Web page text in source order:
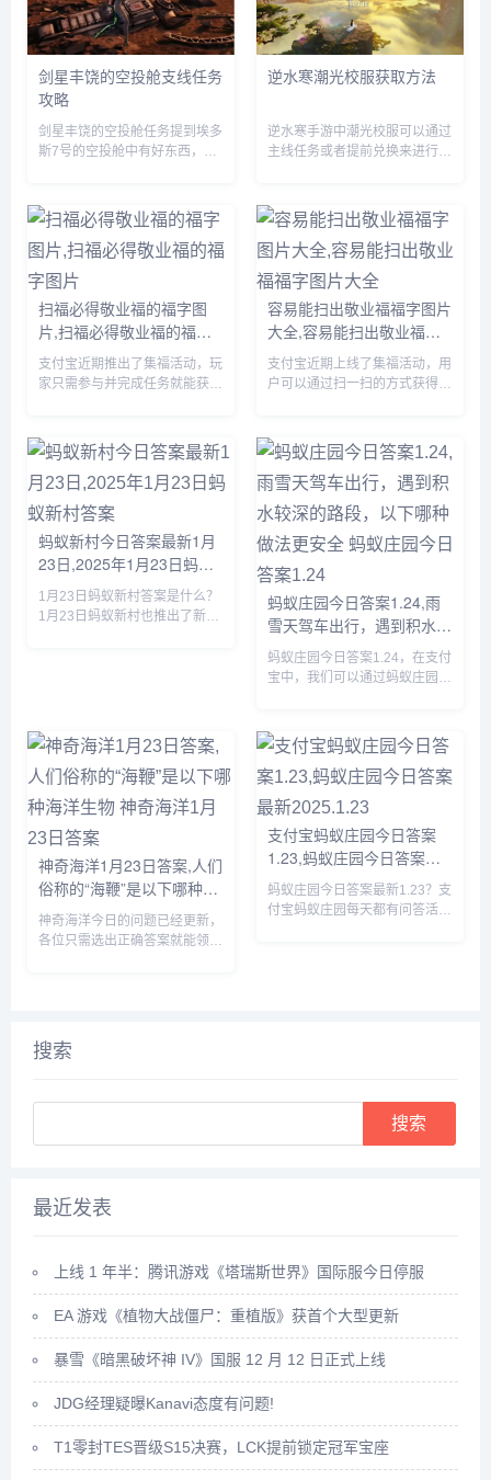
剑星丰饶的空投舱支线任务
攻略
剑星丰饶的空投舱任务提到埃多
斯7号的空投舱中有好东西，先
斯7号找到空投舱，但是等我们
达到的时候里面已经没啥好东西
了。...
逆水寒潮光校服获取方法
逆水寒手游中潮光校服可以通过
主线任务或者提前兑换来进行获
么获得，下面小编就为大家带来
具体的方法，有需要的自行查看
吧。...
扫福必得敬业福的福字图
片,扫福必得敬业福的福字
图片
支付宝近期推出了集福活动，玩
家只需参与并完成任务就能获得
面小编将为大家详细介绍一下，
感兴趣的可以接着往下看。...
容易能扫出敬业福福字图片
大全,容易能扫出敬业福福
字图片大全
支付宝近期上线了集福活动，用
户可以通过扫一扫的方式获得福
小编将为大家详细介绍一下，有
需要的小伙伴赶紧来看看吧。...
蚂蚁新村今日答案最新1月
23日,2025年1月23日蚂蚁
新村答案
1月23日蚂蚁新村答案是什么？
1月23日蚂蚁新村也推出了新的
蚂蚁庄园今日答案1.24,雨
雪天驾车出行，遇到积水较
深的路段，以下哪种做法更
安全 蚂蚁庄园今日答案
蚂蚁庄园今日答案1.24，在支付
宝中，我们可以通过蚂蚁庄园回
鸡，那么蚂蚁庄园今日答案1.24
是什么，下面一起来看看吧。...
神奇海洋1月23日答案,人们
俗称的“海鞭”是以下哪种海
洋生物 神奇海洋1月23日答
案
神奇海洋今日的问题已经更新，
各位只需选出正确答案就能领取
快来看一看吧。...
支付宝蚂蚁庄园今日答案
1.23,蚂蚁庄园今日答案最
新2025.1.23
蚂蚁庄园今日答案最新1.23？支
付宝蚂蚁庄园每天都有问答活
搜索
最近发表
上线 1 年半：腾讯游戏《塔瑞斯世界》国际服今日停服
EA 游戏《植物大战僵尸：重植版》获首个大型更新
暴雪《暗黑破坏神 IV》国服 12 月 12 日正式上线
JDG经理疑曝Kanavi态度有问题!
T1零封TES晋级S15决赛，LCK提前锁定冠军宝座